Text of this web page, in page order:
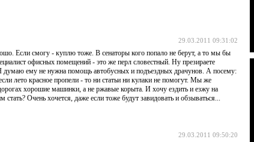
29.03.2011 09:31:02
Если смогу - куплю тоже. В сенаторы кого попало не берут, а то мы бы
офисных помещений - это же перл словестный. Ну презираете
думаю ему не нужна помощь автобусных и подъездных драчунов. А посему:
лето красное пропели - то ни статьи ни кулаки не помогут. Мы же
хорошие машинки, а не ржавые корыта. И хочу ездить и езжу на
Очень хочется, даже если тоже будут завидовать и обзываться...
29.03.2011 09:50:20